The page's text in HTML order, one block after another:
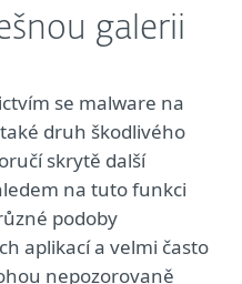
galerii
se malware na
druh škodlivého
skrytě další
na tuto funkci
podoby
aplikací a velmi často
nepozorovaně